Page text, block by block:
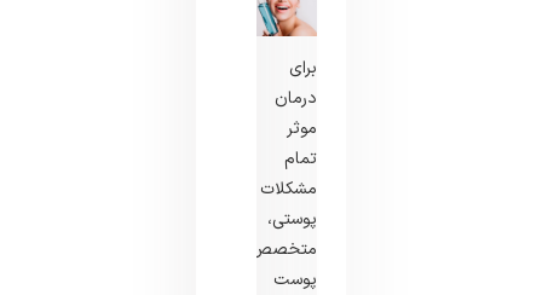
برای
درمان
موثر
تمام
مشکلات
پوستی،
متخصص
پوست